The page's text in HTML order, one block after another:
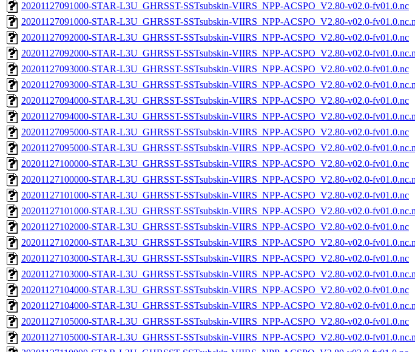
20201127091000-STAR-L3U_GHRSST-SSTsubskin-VIIRS_NPP-ACSPO_V2.80-v02.0-fv01.0.nc
20201127091000-STAR-L3U_GHRSST-SSTsubskin-VIIRS_NPP-ACSPO_V2.80-v02.0-
20201127092000-STAR-L3U_GHRSST-SSTsubskin-VIIRS_NPP-ACSPO_V2.80-v02.0-fv01.0.nc
20201127092000-STAR-L3U_GHRSST-SSTsubskin-VIIRS_NPP-ACSPO_V2.80-v02.0-
20201127093000-STAR-L3U_GHRSST-SSTsubskin-VIIRS_NPP-ACSPO_V2.80-v02.0-fv01.0.nc
20201127093000-STAR-L3U_GHRSST-SSTsubskin-VIIRS_NPP-ACSPO_V2.80-v02.0-
20201127094000-STAR-L3U_GHRSST-SSTsubskin-VIIRS_NPP-ACSPO_V2.80-v02.0-fv01.0.nc
20201127094000-STAR-L3U_GHRSST-SSTsubskin-VIIRS_NPP-ACSPO_V2.80-v02.0-
20201127095000-STAR-L3U_GHRSST-SSTsubskin-VIIRS_NPP-ACSPO_V2.80-v02.0-fv01.0.nc
20201127095000-STAR-L3U_GHRSST-SSTsubskin-VIIRS_NPP-ACSPO_V2.80-v02.0-
20201127100000-STAR-L3U_GHRSST-SSTsubskin-VIIRS_NPP-ACSPO_V2.80-v02.0-fv01.0.nc
20201127100000-STAR-L3U_GHRSST-SSTsubskin-VIIRS_NPP-ACSPO_V2.80-v02.0-
20201127101000-STAR-L3U_GHRSST-SSTsubskin-VIIRS_NPP-ACSPO_V2.80-v02.0-fv01.0.nc
20201127101000-STAR-L3U_GHRSST-SSTsubskin-VIIRS_NPP-ACSPO_V2.80-v02.0-
20201127102000-STAR-L3U_GHRSST-SSTsubskin-VIIRS_NPP-ACSPO_V2.80-v02.0-fv01.0.nc
20201127102000-STAR-L3U_GHRSST-SSTsubskin-VIIRS_NPP-ACSPO_V2.80-v02.0-
20201127103000-STAR-L3U_GHRSST-SSTsubskin-VIIRS_NPP-ACSPO_V2.80-v02.0-fv01.0.nc
20201127103000-STAR-L3U_GHRSST-SSTsubskin-VIIRS_NPP-ACSPO_V2.80-v02.0-
20201127104000-STAR-L3U_GHRSST-SSTsubskin-VIIRS_NPP-ACSPO_V2.80-v02.0-fv01.0.nc
20201127104000-STAR-L3U_GHRSST-SSTsubskin-VIIRS_NPP-ACSPO_V2.80-v02.0-
20201127105000-STAR-L3U_GHRSST-SSTsubskin-VIIRS_NPP-ACSPO_V2.80-v02.0-fv01.0.nc
20201127105000-STAR-L3U_GHRSST-SSTsubskin-VIIRS_NPP-ACSPO_V2.80-v02.0-